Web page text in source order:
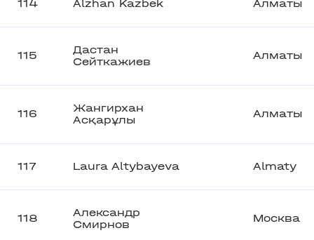
114 Alzhan Kazbek Алматы
115
Дастан
Сейткажиев
Алматы
116
Жангирхан
Асқарұлы
Алматы
117 Laura Altybayeva Almaty
118
Александр
Смирнов
Москва